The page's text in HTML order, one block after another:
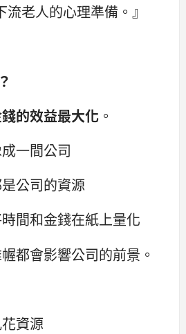
老人的心理準備。』
的效益最大化 。
一間公司
公司的資源
間和金錢在紙上量化
都會影響公司的前景。
資源